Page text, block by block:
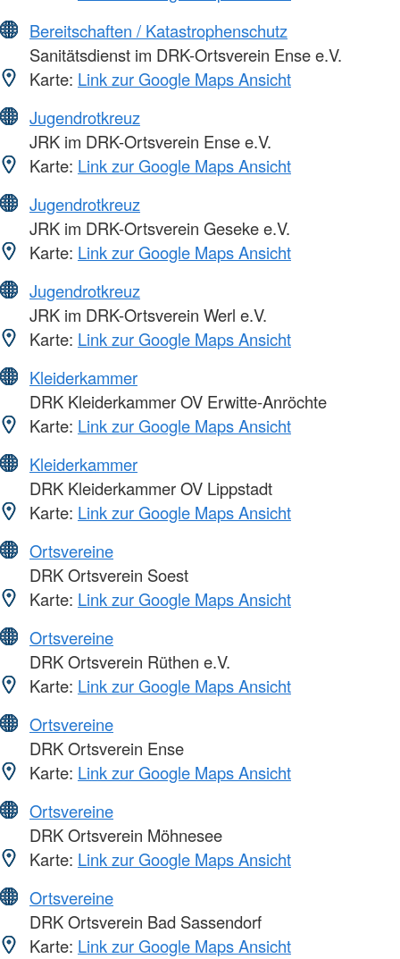
Bereitschaften / Katastrophenschutz
Sanitätsdienst im DRK-Ortsverein Ense e.V.
Karte: Link zur Google Maps Ansicht
Jugendrotkreuz
JRK im DRK-Ortsverein Ense e.V.
Karte: Link zur Google Maps Ansicht
Jugendrotkreuz
JRK im DRK-Ortsverein Geseke e.V.
Karte: Link zur Google Maps Ansicht
Jugendrotkreuz
JRK im DRK-Ortsverein Werl e.V.
Karte: Link zur Google Maps Ansicht
Kleiderkammer
DRK Kleiderkammer OV Erwitte-Anröchte
Karte: Link zur Google Maps Ansicht
Kleiderkammer
DRK Kleiderkammer OV Lippstadt
Karte: Link zur Google Maps Ansicht
Ortsvereine
DRK Ortsverein Soest
Karte: Link zur Google Maps Ansicht
Ortsvereine
DRK Ortsverein Rüthen e.V.
Karte: Link zur Google Maps Ansicht
Ortsvereine
DRK Ortsverein Ense
Karte: Link zur Google Maps Ansicht
Ortsvereine
DRK Ortsverein Möhnesee
Karte: Link zur Google Maps Ansicht
Ortsvereine
DRK Ortsverein Bad Sassendorf
Karte: Link zur Google Maps Ansicht